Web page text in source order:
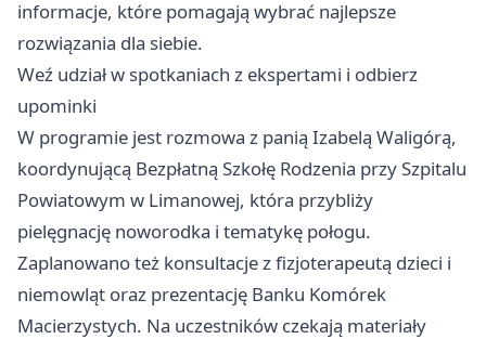
informacje, które pomagają wybrać najlepsze
rozwiązania dla siebie.
Weź udział w spotkaniach z ekspertami i odbierz
upominki
W programie jest rozmowa z panią Izabelą Waligórą,
koordynującą Bezpłatną Szkołę Rodzenia przy Szpitalu
Powiatowym w Limanowej, która przybliży
pielęgnację noworodka i tematykę połogu.
Zaplanowano też konsultacje z fizjoterapeutą dzieci i
niemowląt oraz prezentację Banku Komórek
Macierzystych. Na uczestników czekają materiały